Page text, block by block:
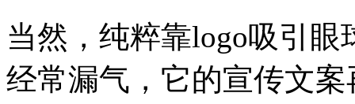
当然，纯粹靠logo吸引
经常漏气，它的宣传文